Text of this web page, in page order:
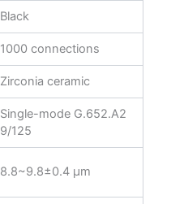
Black
1000 connections
Zirconia ceramic
Single-mode G.652.A2
9/125
8.8~9.8±0.4 μm